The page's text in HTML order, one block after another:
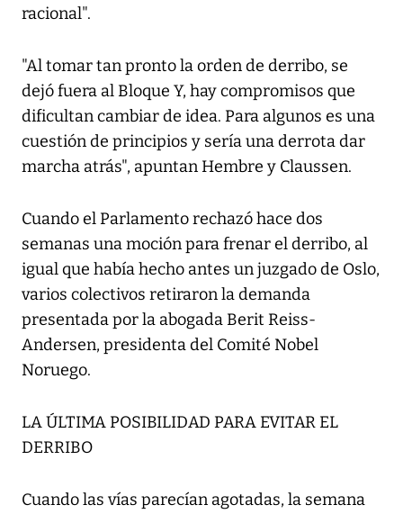
racional".
"Al tomar tan pronto la orden de derribo, se
dejó fuera al Bloque Y, hay compromisos que
dificultan cambiar de idea. Para algunos es una
cuestión de principios y sería una derrota dar
marcha atrás", apuntan Hembre y Claussen.
Cuando el Parlamento rechazó hace dos
semanas una moción para frenar el derribo, al
igual que había hecho antes un juzgado de Oslo,
varios colectivos retiraron la demanda
presentada por la abogada Berit Reiss-
Andersen, presidenta del Comité Nobel
Noruego.
LA ÚLTIMA POSIBILIDAD PARA EVITAR EL
DERRIBO
Cuando las vías parecían agotadas, la semana